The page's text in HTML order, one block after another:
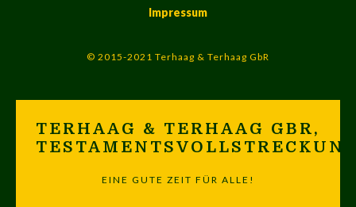
Impressum
© 2015-2021 Terhaag & Terhaag GbR
TERHAAG & TERHAAG GBR,
EINE GUTE ZEIT FÜR ALLE!